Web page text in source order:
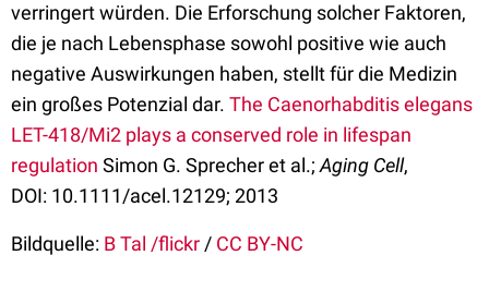
verringert würden. Die Erforschung solcher Faktoren,
die je nach Lebensphase sowohl positive wie auch
negative Auswirkungen haben, stellt für die Medizin
ein großes Potenzial dar. The Caenorhabditis elegans
LET-418/Mi2 plays a conserved role in lifespan
regulation Simon G. Sprecher et al.; Aging Cell,
DOI: 10.1111/acel.12129; 2013
Bildquelle: B Tal /flickr / CC BY-NC